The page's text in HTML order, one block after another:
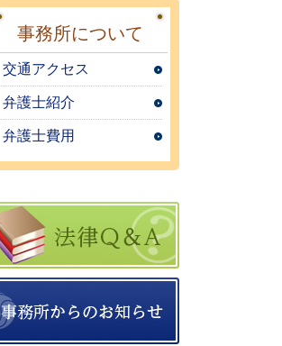
事務所について
交通アクセス
弁護士紹介
弁護士費用